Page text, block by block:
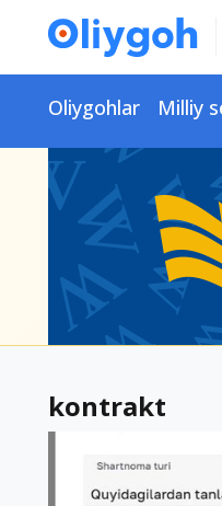
Oliygohlar Milliy
kontrakt